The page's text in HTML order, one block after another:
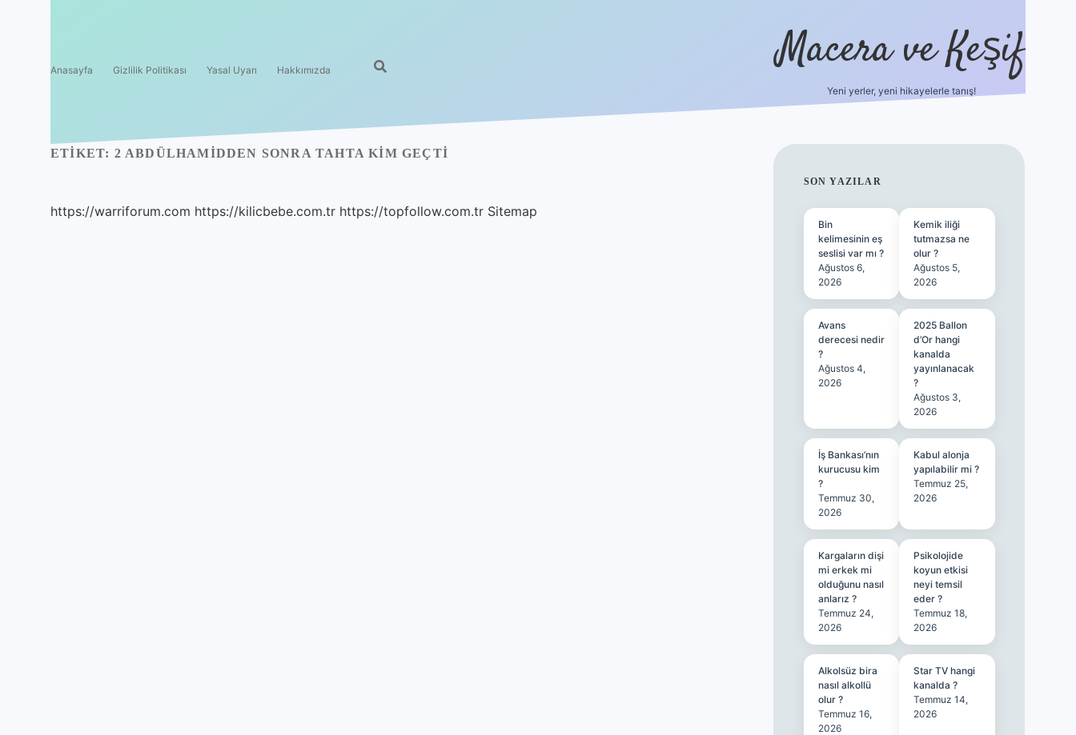
Anasayfa Gizlilik Politikası Yasal Uyarı Hakkımızda Macera ve Keşif
Yeni yerler, yeni hikayelerle tanış!
ETIKET: 2 ABDÜLHAMIDDEN SONRA TAHTA KIM GEÇTI
https://warriforum.com https://kilicbebe.com.tr https://topfollow.com.tr Sitemap
SIDEBAR
SON YAZILAR
Bin
kelimesinin eş
seslisi var mı ?
Ağustos 6,
2026
Kemik iliği
tutmazsa ne
olur ?
Ağustos 5,
2026
Avans
derecesi nedir
?
Ağustos 4,
2026
2025 Ballon
d’Or hangi
kanalda
yayınlanacak
?
Ağustos 3,
2026
İş Bankası’nın
kurucusu kim
?
Temmuz 30,
2026
Kabul alonja
yapılabilir mi ?
Temmuz 25,
2026
Kargaların dişi
mi erkek mi
olduğunu nasıl
anlarız ?
Temmuz 24,
2026
Psikolojide
koyun etkisi
neyi temsil
eder ?
Temmuz 18,
2026
Alkolsüz bira
nasıl alkollü
olur ?
Temmuz 16,
2026
Star TV hangi
kanalda ?
Temmuz 14,
2026
hiltonbet yeni giriş